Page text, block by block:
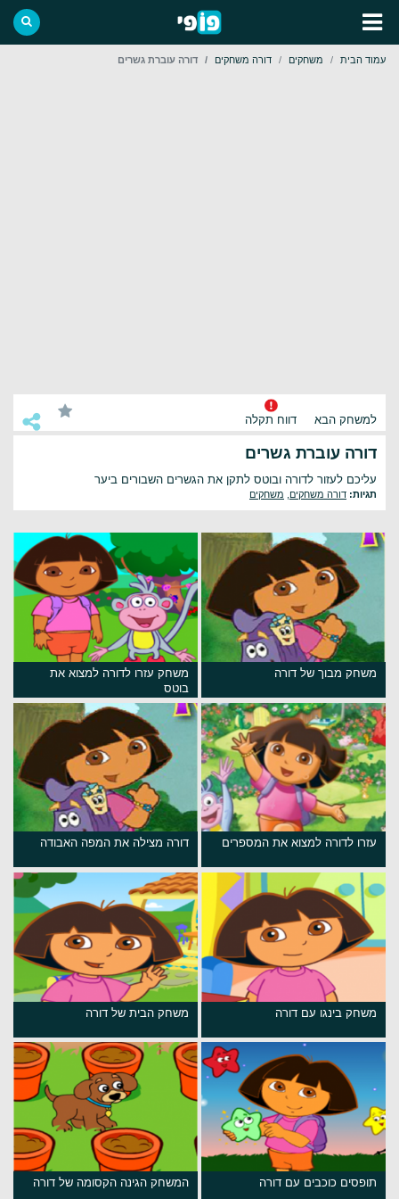
עמוד הבית משחקים דורה משחקים דורה עוברת גשרים
למשחק הבא דווח תקלה
דורה עוברת גשרים
עליכם לעזור לדורה ובוטס לתקן את הגשרים השבורים ביער
תגיות: דורה משחקים משחקים
משחק מבוך של דורה
משחק עזרו לדורה למצוא את
בוטס
עזרו לדורה למצוא את המספרים דורה מצילה את המפה האבודה
משחק בינגו עם דורה משחק הבית של דורה
תופסים כוכבים עם דורה המשחק הגינה הקסומה של דורה